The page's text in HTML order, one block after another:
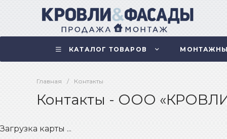
КАТАЛОГ ТОВАРОВ
Главная / Контакты
Контакты - ООО
Загрузка карты ...